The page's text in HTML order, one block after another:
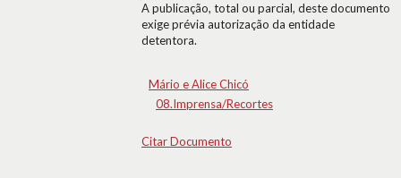
A publicação, total ou parcial, deste documento
exige prévia autorização da entidade
detentora.
Mário e Alice Chicó
08.Imprensa/Recortes
Citar Documento